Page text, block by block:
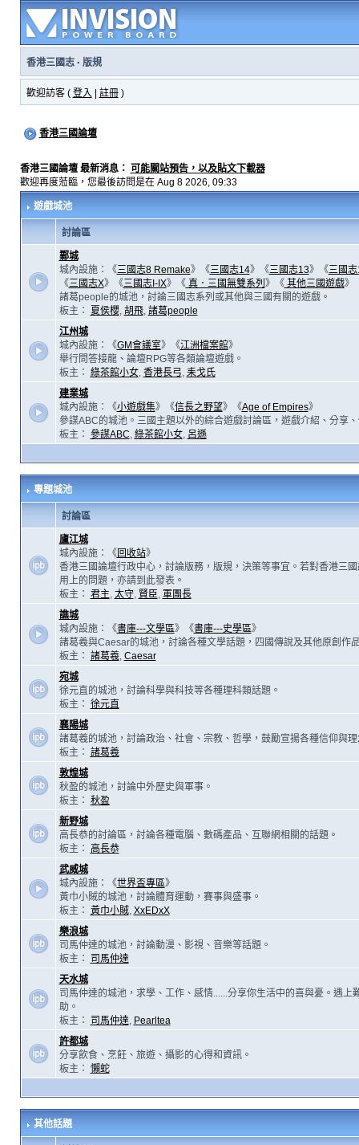
香港三國志· 版規
歡迎訪客 ( 登入 註冊)
香港三國論壇
香港三國論壇 最新消息： 可能關站預告，以及貼文下載器
歡迎再度蒞臨，您最後訪問是在 Aug 8 2026, 09:33
遊戲城池
討論區
鄴城
城內設施：《三國志8 Remake》《三國志14》《三國志13》《三國
《三國志X》《三國志I-IX》《真．三國無雙系列 》《其他三國遊戲》
諸葛people的城池，討論三國志系列或其他與三國有關的遊戲。
板主：
夏侯櫻, 胡飛, 諸葛people
江州城
城內設施：《GM會議室》《江洲檔案館》
舉行問答接龍、論壇RPG等各類論壇遊戲。
板主： 綠茶館小女, 香港長弓, 耒戈氏
建業城
城內設施：《小遊戲集》《信長之野望》《Age of Empires》
參謀ABC的城池。三國主題以外的綜合遊戲討論區，遊戲介紹、分享
板主： 參謀ABC, 綠茶館小女, 呂遜
專題城池
討論區
廬江城
城內設施：《回收站》
香港三國論壇行政中心，討論版務，版規，決策等事宜。若對香港三
用上的問題，亦請到此發表。
板主： 君主, 太守, 賢臣, 軍團長
譙城
城內設施：《書庫---文學區》《書庫---史學區》
諸葛羲與Caesar的城池，討論各種文學話題，四國傳說及其他原創作
板主： 諸葛羲, Caesar
宛城
徐元直的城池，討論科學與科技等各種理科類話題。
板主： 徐元直
襄陽城
諸葛羲的城池，討論政治、社會、宗教、哲學，鼓勵宣揚各種信仰與理
板主： 諸葛羲
敦煌城
秋盈的城池，討論中外歷史與軍事。
板主： 秋盈
新野城
高長恭的討論區，討論各種電腦、數碼產品、互聯網相關的話題。
板主：
高長恭
武威城
城內設施：《世界盃專區》
黃巾小賊的城池，討論體育運動，賽事與盛事。
板主： 黃巾小賊, XxEDxX
樂浪城
司馬仲達的城池，討論動漫、影視、音樂等話題。
板主：
司馬仲達
天水城
司馬仲達的城池，求學、工作、感情......分享你生活中的喜與憂。遇上
助。
板主：
司馬仲達, Pearltea
許都城
分享飲食、烹飪、旅遊、攝影的心得和資訊。
板主： 懶蛇
其他話題